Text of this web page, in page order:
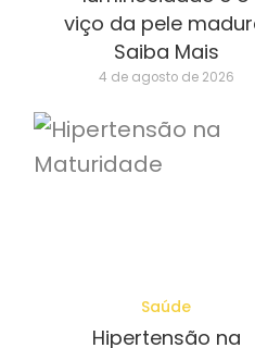
viço da pele
Saiba Mais
4 de agosto de 2026
Saúde
Hipertensão na